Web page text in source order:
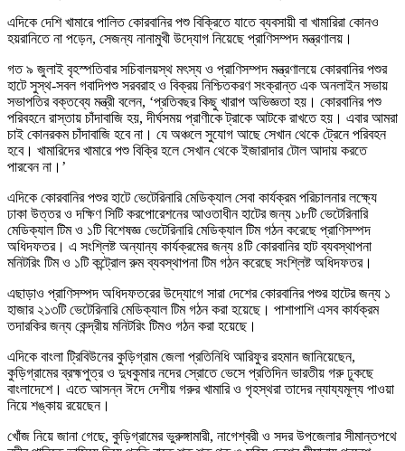
এদিকে দেশি খামারে পালিত কোরবানির পশু বিক্রিতে যাতে ব্যবসায়ী বা খামারিরা কোনও
হয়রানিতে না পড়েন, সেজন্য নানামুখী উদ্যোগ নিয়েছে প্রাণিসম্পদ মন্ত্রণালয়।
গত ৯ জুলাই বৃহস্পতিবার সচিবালয়স্থ মৎস্য ও প্রাণিসম্পদ মন্ত্রণালয়ে কোরবানির পশুর
হাটে সুস্থ-সবল গবাদিপশু সরবরাহ ও বিক্রয় নিশ্চিতকরণ সংক্রান্ত এক অনলাইন সভায়
সভাপতির বক্তব্যে মন্ত্রী বলেন, ‘প্রতিবছর কিছু খারাপ অভিজ্ঞতা হয়। কোরবানির পশু
পরিবহনে রাস্তায় চাঁদাবাজি হয়, দীর্ঘসময় প্রাণীকে ট্রাকে আটকে রাখতে হয়। এবার আমরা
চাই কোনরকম চাঁদাবাজি হবে না। যে অঞ্চলে সুযোগ আছে সেখান থেকে ট্রেনে পরিবহন
হবে। খামারিদের খামারে পশু বিক্রি হলে সেখান থেকে ইজারাদার টোল আদায় করতে
পারবেন না।’
এদিকে কোরবানির পশুর হাটে ভেটেরিনারি মেডিক্যাল সেবা কার্যক্রম পরিচালনার লক্ষ্যে
ঢাকা উত্তর ও দক্ষিণ সিটি করপোরেশনের আওতাধীন হাটের জন্য ১৮টি ভেটেরিনারি
মেডিক্যাল টিম ও ১টি বিশেষজ্ঞ ভেটেরিনারি মেডিক্যাল টিম গঠন করেছে প্রাণিসম্পদ
অধিদফতর। এ সংশ্লিষ্ট অন্যান্য কার্যক্রমের জন্য ৪টি কোরবানির হাট ব্যবস্থাপনা
মনিটরিং টিম ও ১টি কন্ট্রোল রুম ব্যবস্থাপনা টিম গঠন করেছে সংশ্লিষ্ট অধিদফতর।
এছাড়াও প্রাণিসম্পদ অধিদফতরের উদ্যোগে সারা দেশের কোরবানির পশুর হাটের জন্য ১
হাজার ২১৩টি ভেটেরিনারি মেডিক্যাল টিম গঠন করা হয়েছে। পাশাপাশি এসব কার্যক্রম
তদারকির জন্য কেন্দ্রীয় মনিটরিং টিমও গঠন করা হয়েছে।
এদিকে বাংলা ট্রিবিউনের কুড়িগ্রাম জেলা প্রতিনিধি আরিফুর রহমান জানিয়েছেন,
কুড়িগ্রামের ব্রহ্মপুত্র ও দুধকুমার নদের স্রোতে ভেসে প্রতিদিন ভারতীয় গরু ঢুকছে
বাংলাদেশে। এতে আসন্ন ঈদে দেশীয় গরুর খামারি ও গৃহস্থরা তাদের ন্যায্যমূল্য পাওয়া
নিয়ে শঙ্কায় রয়েছেন।
খোঁজ নিয়ে জানা গেছে, কুড়িগ্রামের ভুরুঙ্গামারী, নাগেশ্বরী ও সদর উপজেলার সীমান্তপথে